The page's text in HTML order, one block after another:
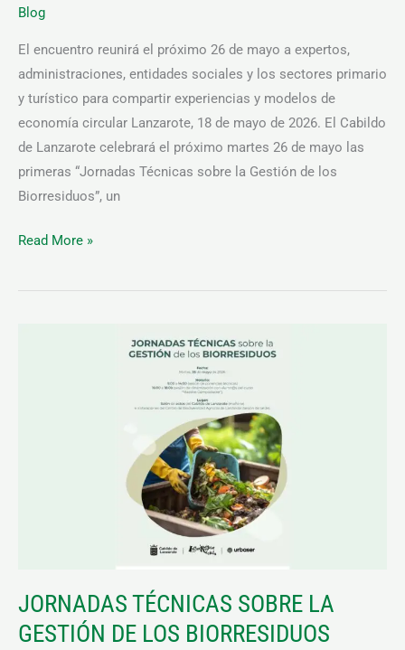
Blog
El encuentro reunirá el próximo 26 de mayo a expertos,
administraciones, entidades sociales y los sectores primario
y turístico para compartir experiencias y modelos de
economía circular Lanzarote, 18 de mayo de 2026. El Cabildo
de Lanzarote celebrará el próximo martes 26 de mayo las
primeras “Jornadas Técnicas sobre la Gestión de los
Biorresiduos”, un
especializadas
Read More »
JORNADAS TÉCNICAS SOBRE LA
GESTIÓN DE LOS BIORRESIDUOS